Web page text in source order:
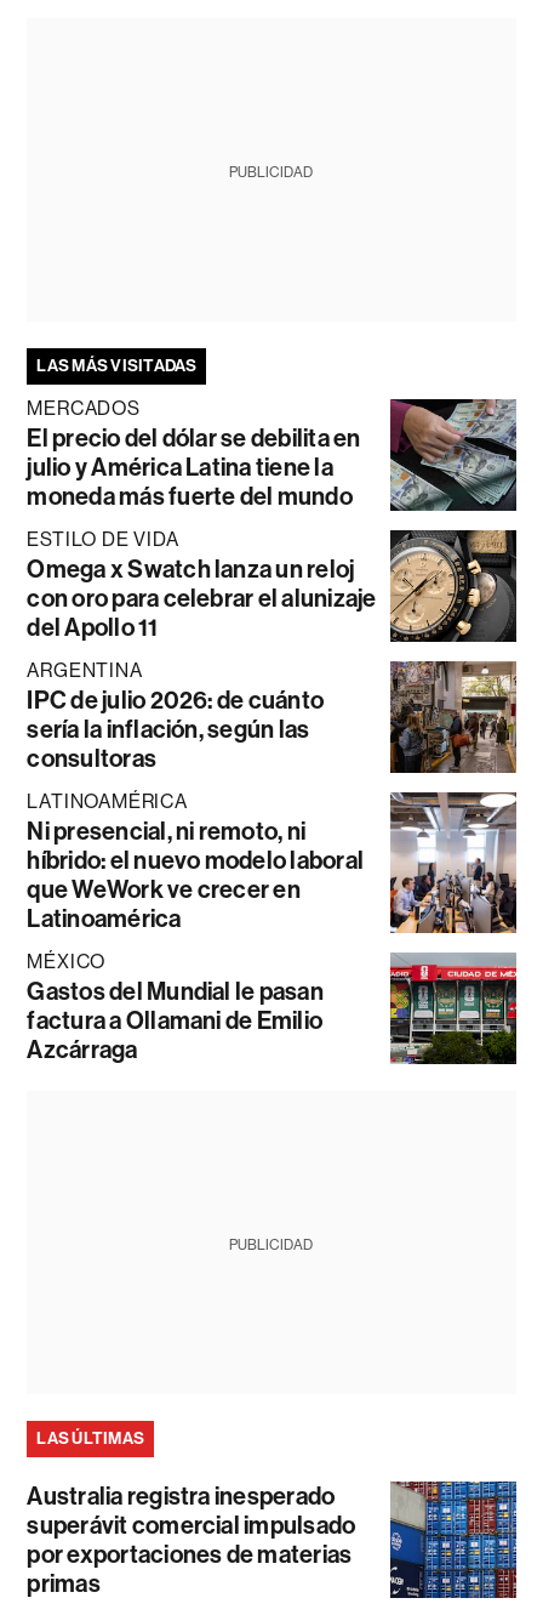
PUBLICIDAD
LAS MÁS VISITADAS
MERCADOS
El precio del dólar se debilita en
julio y América Latina tiene la
moneda más fuerte del mundo
ESTILO DE VIDA
Omega x Swatch lanza un reloj
con oro para celebrar el alunizaje
del Apollo 11
ARGENTINA
IPC de julio 2026: de cuánto
sería la inflación, según las
consultoras
LATINOAMÉRICA
Ni presencial, ni remoto, ni
híbrido: el nuevo modelo laboral
que WeWork ve crecer en
Latinoamérica
MÉXICO
Gastos del Mundial le pasan
factura a Ollamani de Emilio
Azcárraga
PUBLICIDAD
LAS ÚLTIMAS
Australia registra inesperado
superávit comercial impulsado
por exportaciones de materias
primas